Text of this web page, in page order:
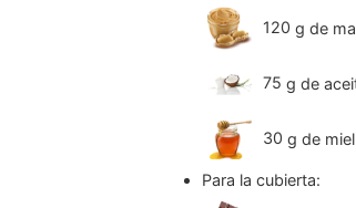
120 g de
75 g de
30 g de
Para la cubierta: